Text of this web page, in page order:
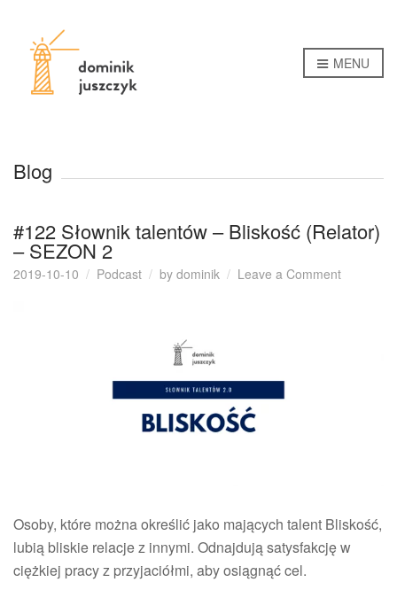
MENU
Blog
#122 Słownik talentów – Bliskość (Relator)
– SEZON 2
2019-10-10 Podcast by dominik Leave a Commenton
Osoby, które można określić jako mających talent Bliskość,
lubią bliskie relacje z innymi. Odnajdują satysfakcję w
ciężkiej pracy z przyjaciółmi, aby osiągnąć cel.